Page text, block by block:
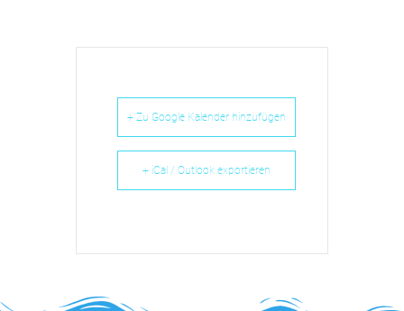
+ Zu Google Kalender hinzufügen
+ iCal / Outlook exportieren